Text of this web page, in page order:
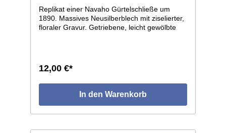
Replikat einer Navaho Gürtelschließe um
1890. Massives Neusilberblech mit ziselierter,
floraler Gravur. Getriebene, leicht gewölbte
Maße: ca.81x57mm, lichte Weite ca.18mm.
12,00 €*
In den Warenkorb